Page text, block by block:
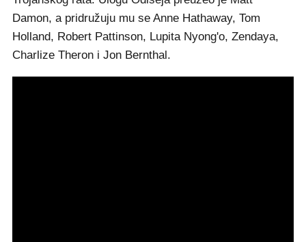
Damon, a pridružuju mu se Anne Hathaway, Tom
Holland, Robert Pattinson, Lupita Nyong'o, Zendaya,
Charlize Theron i Jon Bernthal.